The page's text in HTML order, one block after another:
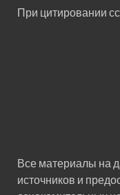
При цитировании
Все материалы на
источников и